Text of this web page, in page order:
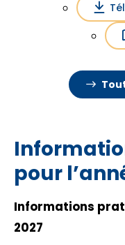
pour
Informations
2027